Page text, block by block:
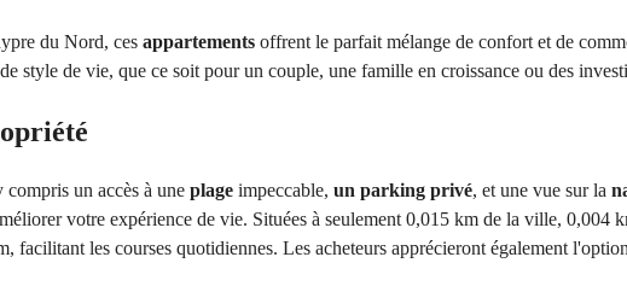
du Nord, ces appartements offrent le parfait mélange de confort et de
style de vie, que ce soit pour un couple, une famille en croissance ou des
compris un accès à une plage impeccable, un parking privé, et une vue sur la
votre expérience de vie. Situées à seulement 0,015 km de la ville, 0,004
facilitant les courses quotidiennes. Les acheteurs apprécieront également